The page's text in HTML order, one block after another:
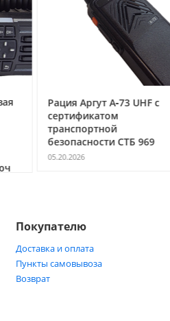
Рация Аргут А‑73 UHF с
сертификатом
транспортной
безопасности СТБ 969
05.20.2026
Покупателю
Доставка и оплата
Пункты самовывоза
Возврат